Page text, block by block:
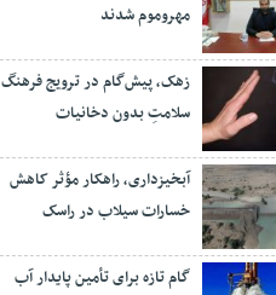
مهروموم شدند
زهک، پیش‌گام در ترویج فرهنگ
سلامتِ بدون دخانیات
آبخیزداری، راهکار مؤثر کاهش
خسارات سیلاب در راسک
گام تازه برای تأمین پایدار آب